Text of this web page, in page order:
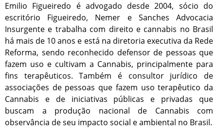
Emilio Figueiredo é advogado desde 2004, sócio do
escritório Figueiredo, Nemer e Sanches Advocacia
Insurgente e trabalha com direito e cannabis no Brasil
há mais de 10 anos e está na diretoria executiva da Rede
Reforma, sendo reconhecido defensor de pessoas que
fazem uso e cultivam a Cannabis, principalmente para
fins terapêuticos. Também é consultor jurídico de
associações de pessoas que fazem uso terapêutico da
Cannabis e de iniciativas públicas e privadas que
buscam a produção nacional de Cannabis com
observância de seu impacto social e ambiental no Brasil.